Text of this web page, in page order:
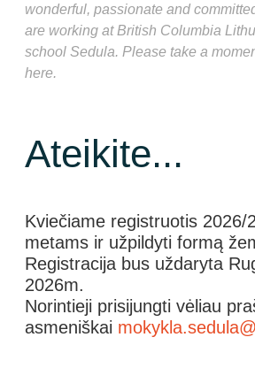
wonderful, passionate and
are working at British Columbia
school Sedula. Please take a
here.
Ateikite...
Kviečiame registruotis 2026/
metams ir užpildyti formą
Registracija bus uždaryta
2026m.
Norintieji prisijungti vėliau
asmeniškai